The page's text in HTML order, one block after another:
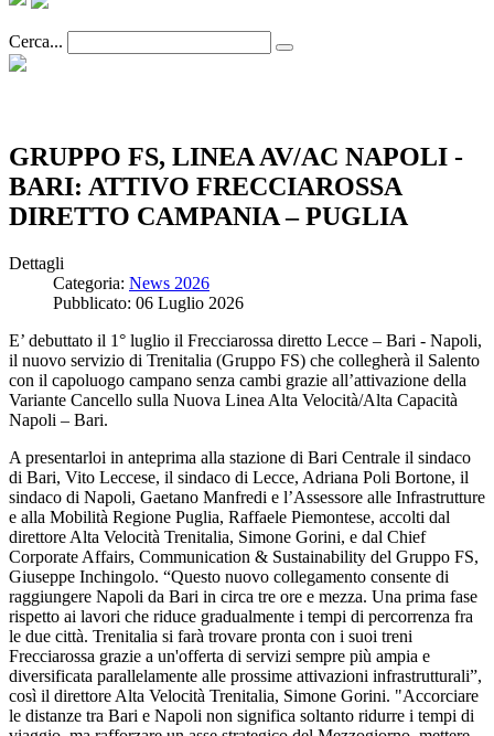
Cerca...
GRUPPO FS, LINEA AV/AC NAPOLI -
BARI: ATTIVO FRECCIAROSSA
DIRETTO CAMPANIA – PUGLIA
Dettagli
Categoria: News 2026
Pubblicato: 06 Luglio 2026
E’ debuttato il 1° luglio il Frecciarossa diretto Lecce – Bari - Napoli,
il nuovo servizio di Trenitalia (Gruppo FS) che collegherà il Salento
con il capoluogo campano senza cambi grazie all’attivazione della
Variante Cancello sulla Nuova Linea Alta Velocità/Alta Capacità
Napoli – Bari.
A presentarloi in anteprima alla stazione di Bari Centrale il sindaco
di Bari, Vito Leccese, il sindaco di Lecce, Adriana Poli Bortone, il
sindaco di Napoli, Gaetano Manfredi e l’Assessore alle Infrastrutture
e alla Mobilità Regione Puglia, Raffaele Piemontese, accolti dal
direttore Alta Velocità Trenitalia, Simone Gorini, e dal Chief
Corporate Affairs, Communication & Sustainability del Gruppo FS,
Giuseppe Inchingolo. “Questo nuovo collegamento consente di
raggiungere Napoli da Bari in circa tre ore e mezza. Una prima fase
rispetto ai lavori che riduce gradualmente i tempi di percorrenza fra
le due città. Trenitalia si farà trovare pronta con i suoi treni
Frecciarossa grazie a un'offerta di servizi sempre più ampia e
diversificata parallelamente alle prossime attivazioni infrastrutturali”,
così il direttore Alta Velocità Trenitalia, Simone Gorini. "Accorciare
le distanze tra Bari e Napoli non significa soltanto ridurre i tempi di